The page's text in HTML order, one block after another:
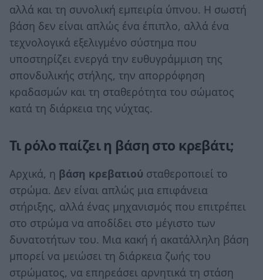
αλλά και τη συνολική εμπειρία ύπνου. Η σωστή
βάση δεν είναι απλώς ένα έπιπλο, αλλά ένα
τεχνολογικά εξελιγμένο σύστημα που
υποστηρίζει ενεργά την ευθυγράμμιση της
σπονδυλικής στήλης, την απορρόφηση
κραδασμών και τη σταθερότητα του σώματος
κατά τη διάρκεια της νύχτας.
Τι ρόλο παίζει η βάση στο κρεβάτι;
Αρχικά, η βάση κρεβατιού σταθεροποιεί το
στρώμα. Δεν είναι απλώς μια επιφάνεια
στήριξης, αλλά ένας μηχανισμός που επιτρέπει
στο στρώμα να αποδίδει στο μέγιστο των
δυνατοτήτων του. Μια κακή ή ακατάλληλη βάση
μπορεί να μειώσει τη διάρκεια ζωής του
στρώματος, να επηρεάσει αρνητικά τη στάση